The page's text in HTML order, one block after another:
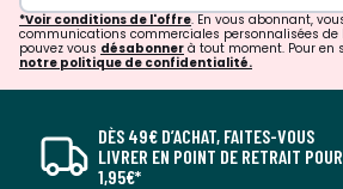
*Voir conditions de l'offre. En vous abonnant,
communications commerciales personnalisées de
pouvez vous désabonner à tout moment. Pour en
notre politique de confidentialité.
DÈS 49€ D’ACHAT, FAITES-VOUS
LIVRER EN POINT DE RETRAIT POUR
1,95€*